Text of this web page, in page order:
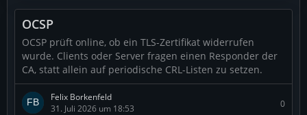
OCSP
OCSP prüft online, ob ein TLS-Zertifikat widerrufen
wurde. Clients oder Server fragen einen Responder der
CA, statt allein auf periodische CRL-Listen zu setzen.
Felix Borkenfeld
31. Juli 2026 um 18:53
0